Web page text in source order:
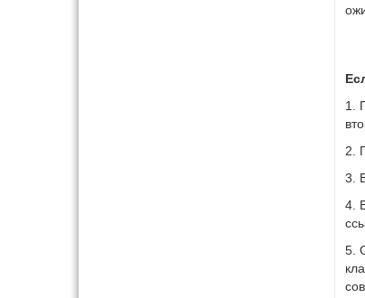
1.
2.
3.
4.
5.